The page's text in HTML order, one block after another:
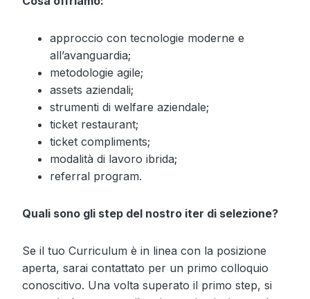
approccio con tecnologie moderne e
all’avanguardia;
metodologie agile;
assets aziendali;
strumenti di welfare aziendale;
ticket restaurant;
ticket compliments;
modalità di lavoro ibrida;
referral program.
Quali sono gli step del nostro iter di selezione?
Se il tuo Curriculum è in linea con la posizione
aperta, sarai contattato per un primo colloquio
conoscitivo. Una volta superato il primo step, si